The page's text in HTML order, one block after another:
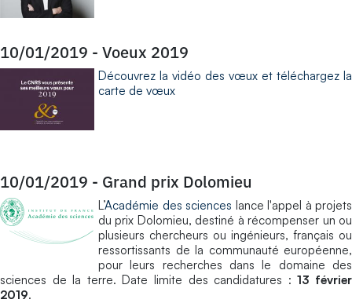
10/01/2019 - Voeux 2019
Découvrez la vidéo des vœux et téléchargez la
carte de vœux
10/01/2019 - Grand prix Dolomieu
L’Académie des sciences lance l'appel à projets
du prix Dolomieu, destiné à récompenser un ou
plusieurs chercheurs ou ingénieurs, français ou
ressortissants de la communauté européenne,
pour leurs recherches dans le domaine des
sciences de la terre. Date limite des candidatures :13 février
2019.